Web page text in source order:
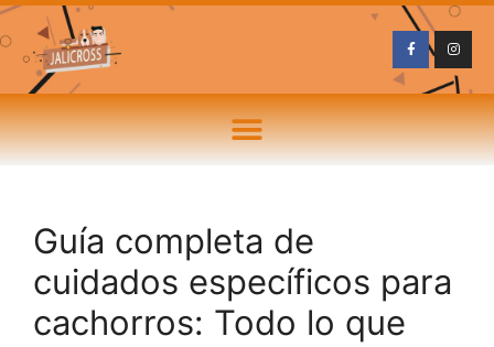
Guía completa de
cuidados específicos para
cachorros: Todo lo que